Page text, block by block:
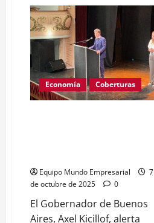
Galfione:”hoy
Gobierno
está
empecinado
en
un
modelo
que
evidentemente
nos
deja
Economía Coberturas
Equipo Mundo Empresarial
7
de octubre de 2025
0
El Gobernador de Buenos
Aires, Axel Kicillof, alerta